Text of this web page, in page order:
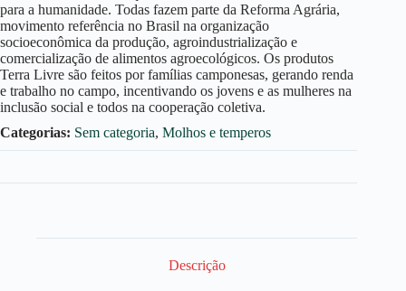
para a humanidade. Todas fazem parte da Reforma Agrária,
movimento referência no Brasil na organização
socioeconômica da produção, agroindustrialização e
comercialização de alimentos agroecológicos. Os produtos
Terra Livre são feitos por famílias camponesas, gerando renda
e trabalho no campo, incentivando os jovens e as mulheres na
inclusão social e todos na cooperação coletiva.
Categorias: Sem categoria, Molhos e temperos
Descrição